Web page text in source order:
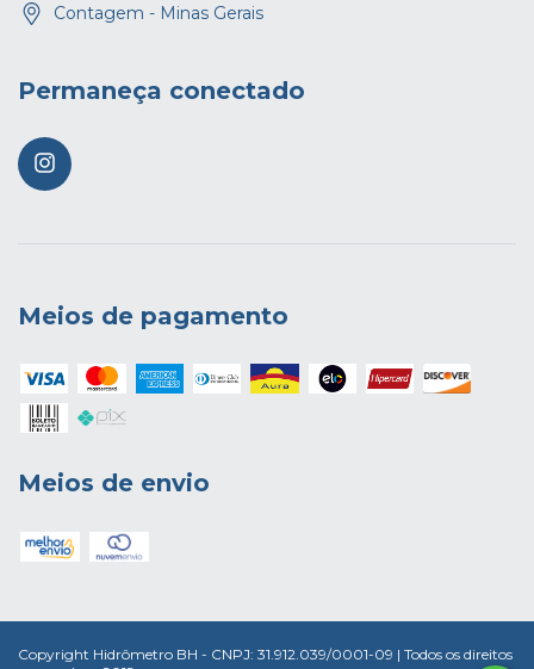
Contagem - Minas Gerais
Permaneça conectado
Meios de pagamento
Meios de envio
Copyright Hidrômetro BH - CNPJ: 31.912.039/0001-09 | Todos os direitos